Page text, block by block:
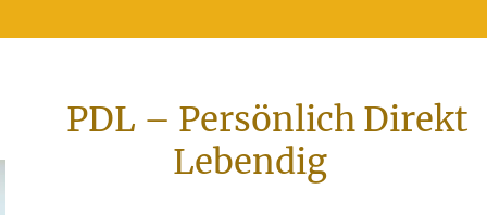
PDL – Persönlich Direkt
Lebendig